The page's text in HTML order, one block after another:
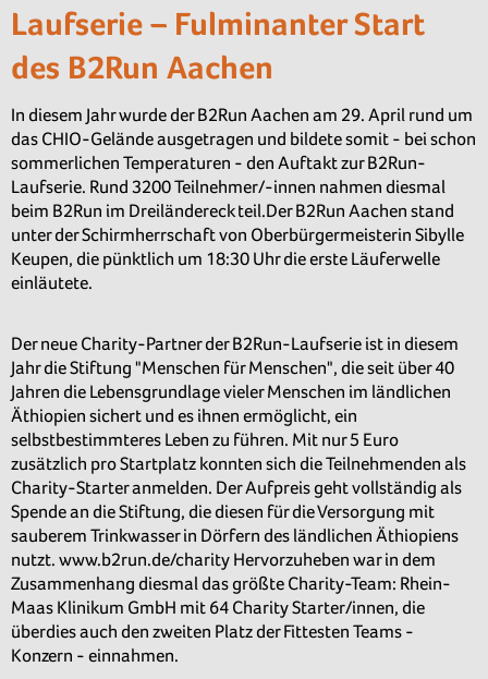
Laufserie – Fulminanter Start
des B2Run Aachen
In diesem Jahr wurde der B2Run Aachen am 29. April rund um
das CHIO-Gelände ausgetragen und bildete somit - bei schon
sommerlichen Temperaturen - den Auftakt zur B2Run-
Laufserie. Rund 3200 Teilnehmer/-innen nahmen diesmal
beim B2Run im Dreiländereck teil.Der B2Run Aachen stand
unter der Schirmherrschaft von Oberbürgermeisterin Sibylle
Keupen, die pünktlich um 18:30 Uhr die erste Läuferwelle
einläutete.
Der neue Charity-Partner der B2Run-Laufserie ist in diesem
Jahr die Stiftung "Menschen für Menschen", die seit über 40
Jahren die Lebensgrundlage vieler Menschen im ländlichen
Äthiopien sichert und es ihnen ermöglicht, ein
selbstbestimmteres Leben zu führen. Mit nur 5 Euro
zusätzlich pro Startplatz konnten sich die Teilnehmenden als
Charity-Starter anmelden. Der Aufpreis geht vollständig als
Spende an die Stiftung, die diesen für die Versorgung mit
sauberem Trinkwasser in Dörfern des ländlichen Äthiopiens
nutzt. www.b2run.de/charity Hervorzuheben war in dem
Zusammenhang diesmal das größte Charity-Team: Rhein-
Maas Klinikum GmbH mit 64 Charity Starter/innen, die
überdies auch den zweiten Platz der Fittesten Teams -
Konzern - einnahmen.